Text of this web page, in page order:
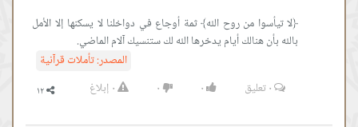
﴿لا تيأسوا من روح الله﴾ ثمة أوجاع في دواخلنا ﻻ يسكنها إﻻ اﻷمل
بالله بأن هنالك أيام يدخرها الله لك ستنسيك آﻻم الماضي.
المصدر:تأملات قرآنية
٠تعليق ٠ ٠ ٠ إبلاغ